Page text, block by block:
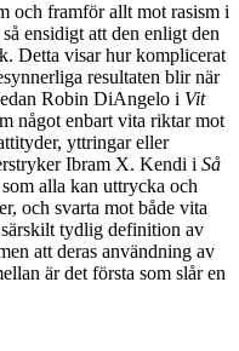
och framför allt mot rasism i
ensidigt att den enligt den
Detta visar hur komplicerat
resultaten blir när
Robin DiAngelo i Vit
något enbart vita riktar mot
yttringar eller
Ibram X. Kendi i Så
alla kan uttrycka och
och svarta mot både vita
tydlig definition av
att deras användning av
är det första som slår en